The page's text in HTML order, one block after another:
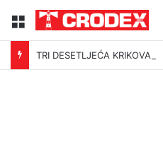
Menu
TRI DESETLJEĆA KRIKOVA